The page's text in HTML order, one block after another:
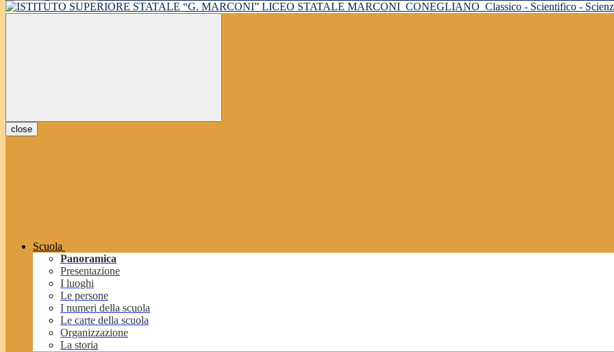
LICEO STATALE MARCONI CONEGLIANO Classico - Scientifico -
close
Scuola
Panoramica
Presentazione
I luoghi
Le persone
I numeri della scuola
Le carte della scuola
Organizzazione
La storia